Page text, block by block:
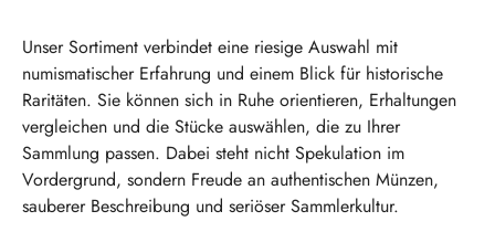
Unser Sortiment verbindet eine riesige Auswahl mit
numismatischer Erfahrung und einem Blick für historische
Raritäten. Sie können sich in Ruhe orientieren, Erhaltungen
vergleichen und die Stücke auswählen, die zu Ihrer
Sammlung passen. Dabei steht nicht Spekulation im
Vordergrund, sondern Freude an authentischen Münzen,
sauberer Beschreibung und seriöser Sammlerkultur.